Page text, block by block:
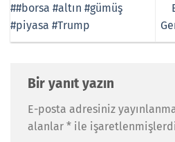
##borsa #altın #gümüş
#piyasa #Trump
Bir yanıt yazın
E-posta adresiniz
alanlar * ile